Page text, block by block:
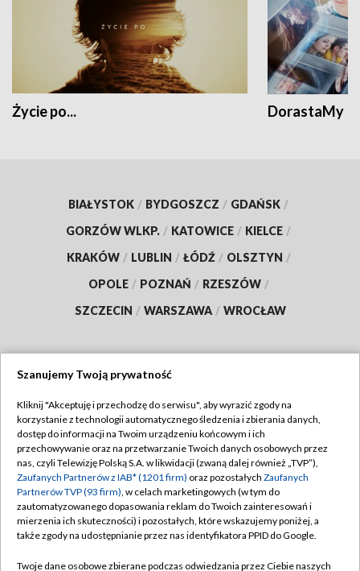
Życie po... DorastaMy
BIAŁYSTOK / BYDGOSZCZ / GDAŃSK /
GORZÓW WLKP. / KATOWICE / KIELCE /
KRAKÓW / LUBLIN / ŁÓDŹ / OLSZTYN /
OPOLE / POZNAŃ / RZESZÓW /
SZCZECIN / WARSZAWA / WROCŁAW
TVP
Abonament TVP
Emisja w TVP
Centrum informacji TVP
Naziemna Telewizja Cyfrowa
Regulamin TVP
Polityka prywatności
Moje zgody
Pomoc
Szanujemy Twoją prywatność
Kliknij "Akceptuję i przechodzę do serwisu", aby wyrazić zgody na
korzystanie z technologii automatycznego śledzenia i zbierania danych,
dostęp do informacji na Twoim urządzeniu końcowym i ich
przechowywanie oraz na przetwarzanie Twoich danych osobowych przez
nas, czyli Telewizję Polską S.A. w likwidacji (zwaną dalej również „TVP”),
Zaufanych Partnerów z IAB* (1201 firm) oraz pozostałych Zaufanych
Partnerów TVP (93 firm), w celach marketingowych (w tym do
zautomatyzowanego dopasowania reklam do Twoich zainteresowań i
mierzenia ich skuteczności) i pozostałych, które wskazujemy poniżej, a
także zgody na udostępnianie przez nas identyfikatora PPID do Google.
Twoje dane osobowe zbierane podczas odwiedzania przez Ciebie naszych